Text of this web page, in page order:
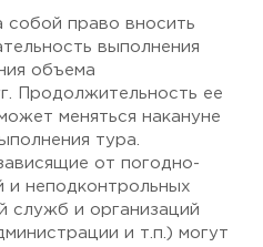
собой право вносить
выполнения
объема
Продолжительность ее
меняться накануне
тура.
от погодно-
и неподконтрольных
служб и организаций
и т.п.) могут